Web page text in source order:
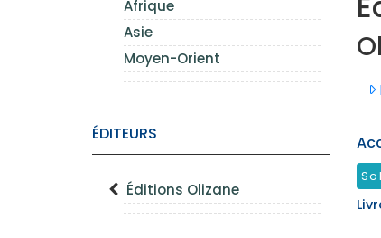
Afrique
Asie
Moyen-Orient
ÉDITEURS
Éditions Olizane